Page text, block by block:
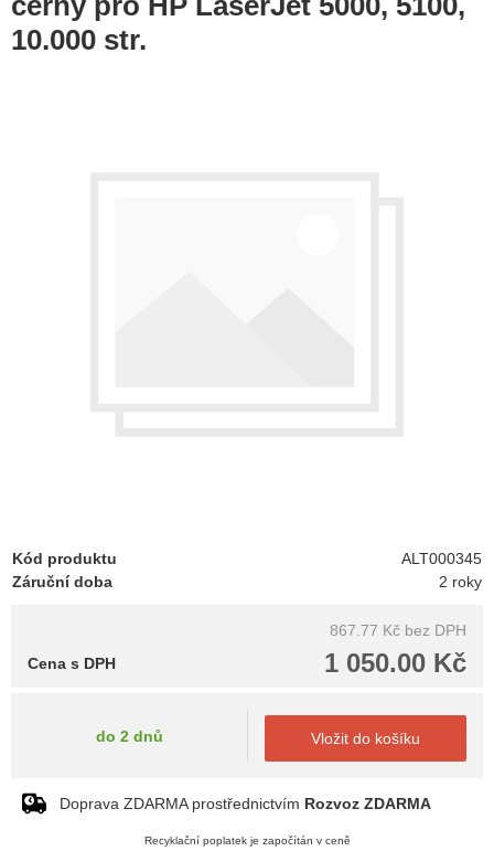
10.000 str.
Kód produktu
ALT000345
Záruční doba
2 roky
867.77 Kč bez DPH
1 050.00 Kč
Cena s DPH
do 2 dnů Vložit do košíku
Doprava ZDARMA prostřednictvím Rozvoz ZDARMA
Recyklační poplatek je započítán v ceně